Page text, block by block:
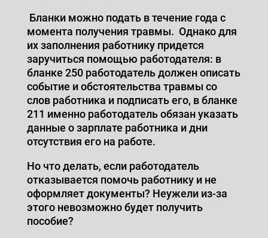
Бланки можно подать в течение года с
момента получения травмы. Однако для
их заполнения работнику придется
заручиться помощью работодателя: в
бланке 250 работодатель должен описать
событие и обстоятельства травмы со
слов работника и подписать его, в бланке
211 именно работодатель обязан указать
данные о зарплате работника и дни
отсутствия его на работе.
Но что делать, если работодатель
отказывается помочь работнику и не
оформляет документы? Неужели из-за
этого невозможно будет получить
пособие?